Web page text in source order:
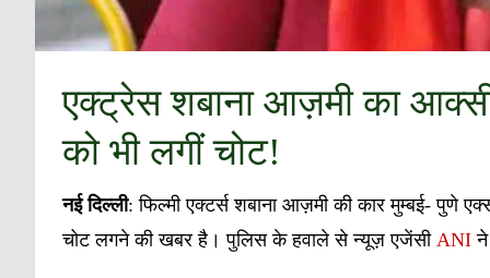
एक्ट्रेस शबाना आज़मी का
को भी लगीं चोट!
नई दिल्ली: फिल्मी एक्टर्स शबाना आज़मी की कार मुम्बई- पुणे
चोट लगने की खबर है। पुलिस के हवाले से न्यूज़ एजेंसी ANI ने